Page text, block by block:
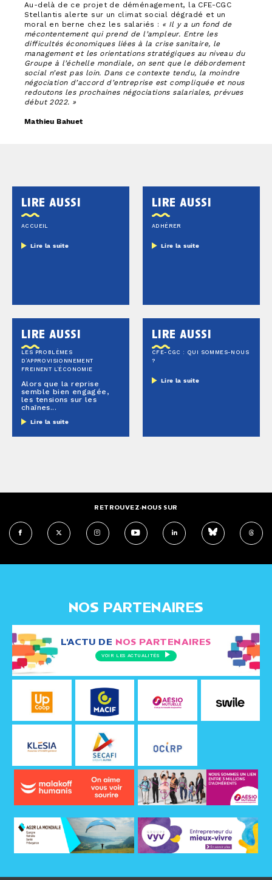
Au-delà de ce projet de déménagement, la CFE-CGC
Stellantis alerte sur un climat social dégradé et un
moral en berne chez les salariés : « Il y a un fond de
mécontentement qui prend de l’ampleur. Entre les
difficultés économiques liées à la crise sanitaire, le
management et les orientations stratégiques au niveau du
Groupe à l’échelle mondiale, on sent que le débordement
social n’est pas loin. Dans ce contexte tendu, la moindre
négociation d’accord d’entreprise est compliquée et nous
redoutons les prochaines négociations salariales, prévues
début 2022. »
Mathieu Bahuet
lire aussi
ACCUEIL
Lire la suite
lire aussi
ADHÉRER
Lire la suite
lire aussi
LES PROBLÈMES
D’APPROVISIONNEMENT
FREINENT L’ÉCONOMIE
Alors que la reprise
semble bien engagée,
les tensions sur les
chaînes...
Lire la suite
lire aussi
CFE-CGC : QUI SOMMES-NOUS
?
Lire la suite
RETROUVEZ-NOUS SUR
NOS PARTENAIRES
L'ACTU DE NOS PARTENAIRES
VOIR LES ACTUALITÉS